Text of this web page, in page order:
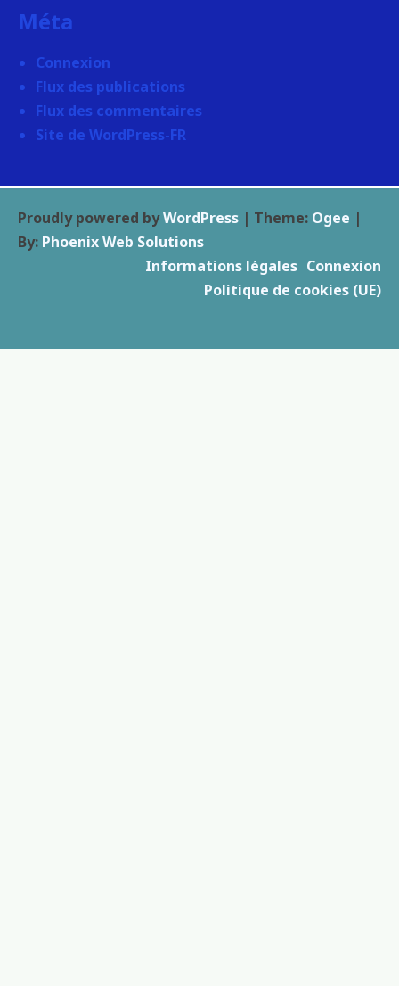
Méta
Connexion
Flux des publications
Flux des commentaires
Site de WordPress-FR
Proudly powered byWordPress | Theme: Ogee |
By: Phoenix Web Solutions
Connexion
Informations légales
Politique de cookies (UE)